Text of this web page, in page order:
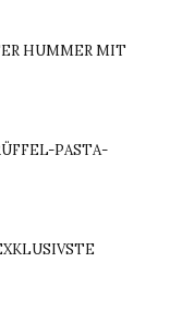
HUMMER MIT
PASTA-